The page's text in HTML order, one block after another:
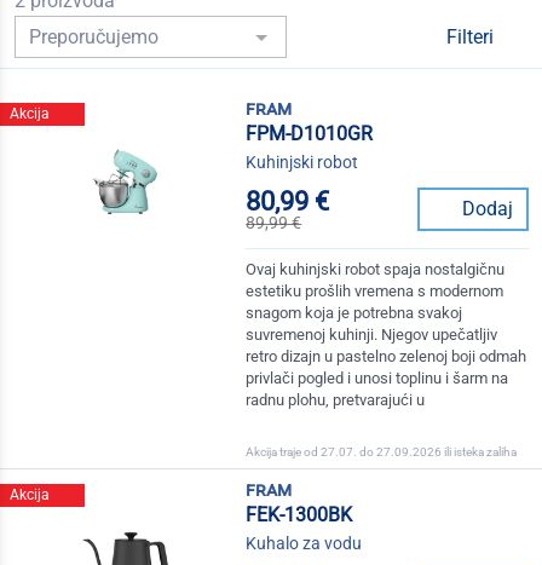
Filteri
Akcija
fram
FPM-D1010GR
Kuhinjski robot
80,99 €
89,99 €
Dodaj
Ovaj kuhinjski robot spaja nostalgičnu
estetiku prošlih vremena s modernom
snagom koja je potrebna svakoj
suvremenoj kuhinji. Njegov upečatljiv
retro dizajn u pastelno zelenoj boji odmah
privlači pogled i unosi toplinu i šarm na
radnu plohu, pretvarajući u
Akcija traje od 27.07. do 27.09.2026 ili isteka zaliha
Akcija
fram
FEK-1300BK
Kuhalo za vodu